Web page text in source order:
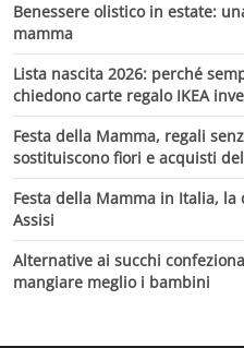
Benessere olistico in estate:
mamma
Lista nascita 2026: perché
chiedono carte regalo IKEA
Festa della Mamma, regali
sostituiscono fiori e acquisti
Festa della Mamma in Italia,
Assisi
Alternative ai succhi
mangiare meglio i bambini